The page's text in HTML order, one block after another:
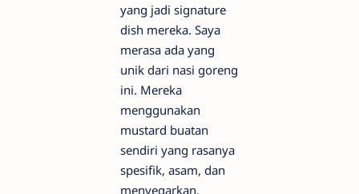
yang jadi signature
dish mereka. Saya
merasa ada yang
unik dari nasi goreng
ini. Mereka
menggunakan
mustard buatan
sendiri yang rasanya
spesifik, asam, dan
menyegarkan.